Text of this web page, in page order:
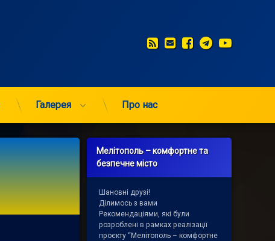
RSSE-mailFacebook
Telegram
Галерея Про нас
Мелітополь – комфортне та
безпечне місто
Шановні друзі!
Ділимось з вами
Рекомендаціями, які були
розроблені в рамках реалізації
проєкту “Мелітополь – комфортне